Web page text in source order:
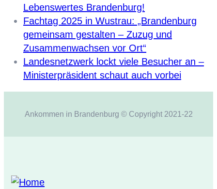
Lebenswertes Brandenburg!
Fachtag 2025 in Wustrau: „Brandenburg
gemeinsam gestalten – Zuzug und
Zusammenwachsen vor Ort“
Landesnetzwerk lockt viele Besucher an –
Ministerpräsident schaut auch vorbei
Ankommen in Brandenburg © Copyright 2021-22